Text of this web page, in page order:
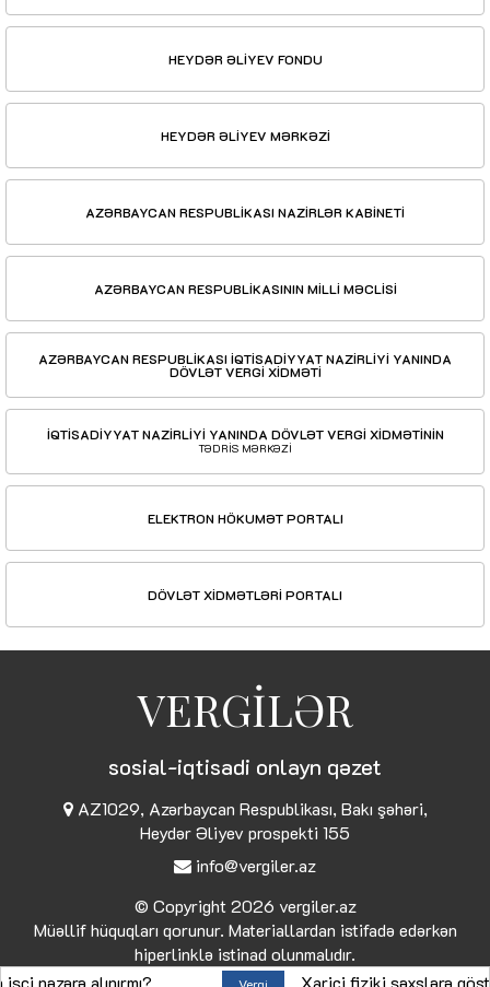
HEYDƏR ƏLİYEV FONDU
HEYDƏR ƏLİYEV MƏRKƏZİ
AZƏRBAYCAN RESPUBLİKASI NAZİRLƏR KABİNETİ
AZƏRBAYCAN RESPUBLİKASININ MİLLİ MƏCLİSİ
AZƏRBAYCAN RESPUBLİKASI İQTİSADİYYAT NAZİRLİYİ YANINDA
DÖVLƏT VERGİ XİDMƏTİ
İQTİSADİYYAT NAZİRLİYİ YANINDA DÖVLƏT VERGİ XİDMƏTİNİN
TƏDRİS MƏRKƏZİ
ELEKTRON HÖKUMƏT PORTALI
DÖVLƏT XİDMƏTLƏRİ PORTALI
VERGİLƏR
sosial-iqtisadi onlayn qəzet
AZ1029, Azərbaycan Respublikası, Bakı şəhəri,
Heydər Əliyev prospekti 155
info@vergiler.az
© Copyright 2026 vergiler.az
Müəllif hüquqları qorunur. Materiallardan istifadə edərkən
hiperlinklə istinad olunmalıdır.
alınırmı?
Xarici fiziki şəxslərə